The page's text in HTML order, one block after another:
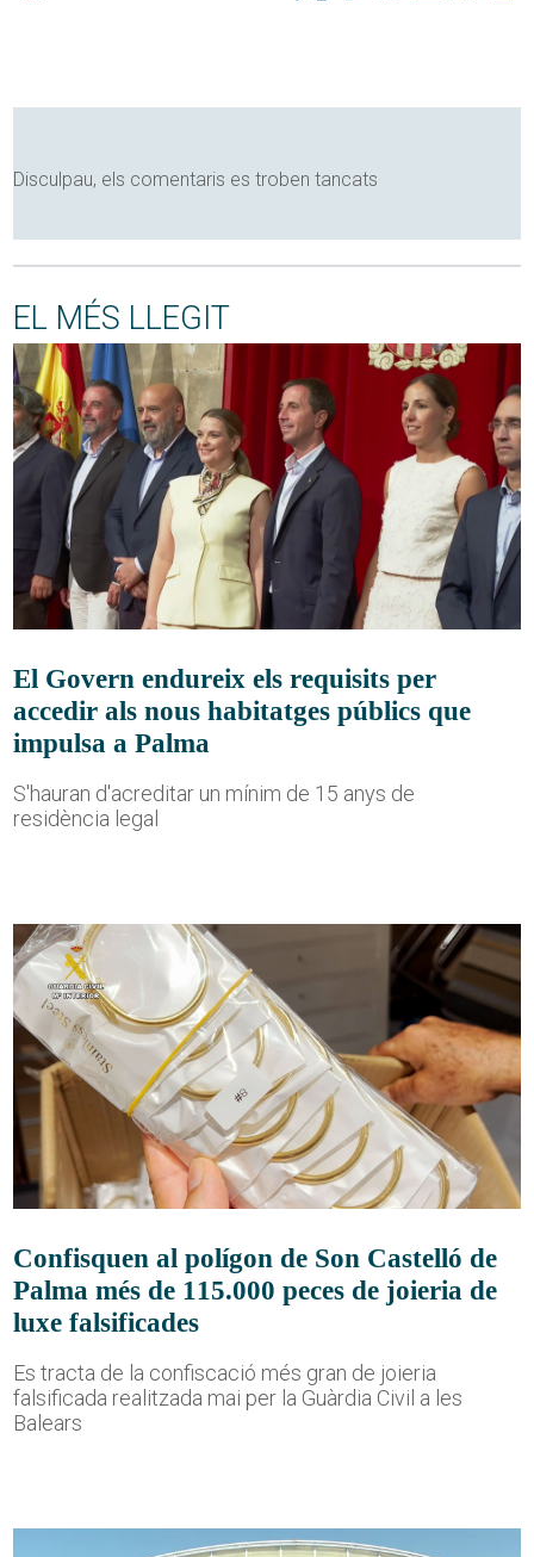
Disculpau, els comentaris es troben tancats
EL MÉS LLEGIT
El Govern endureix els requisits per
accedir als nous habitatges públics que
impulsa a Palma
S'hauran d'acreditar un mínim de 15 anys de
residència legal
Confisquen al polígon de Son Castelló de
Palma més de 115.000 peces de joieria de
luxe falsificades
Es tracta de la confiscació més gran de joieria
falsificada realitzada mai per la Guàrdia Civil a les
Balears